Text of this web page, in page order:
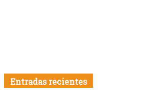
Entradas recientes